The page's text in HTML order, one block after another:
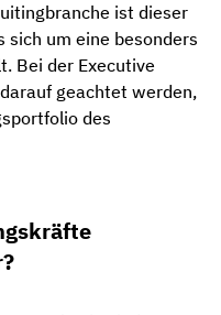
ist dieser
sich um eine besonders
Bei der Executive
geachtet werden,
des